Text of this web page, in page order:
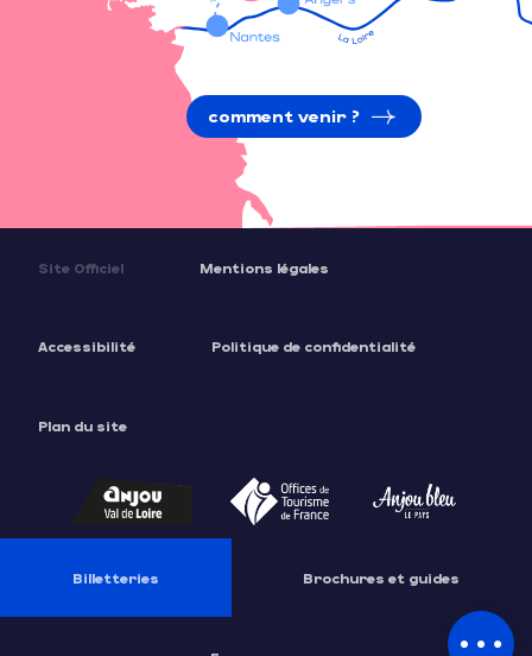
Description
Contacter par email
comment venir ?
Site Officiel Mentions légales
Accessibilité Politique de confidentialité
Plan du site
Billetteries Brochures et guides